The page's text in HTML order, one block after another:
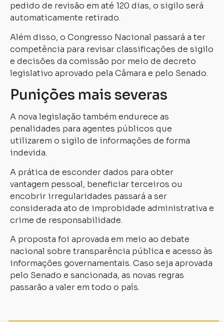
pedido de revisão em até 120 dias, o sigilo será
automaticamente retirado.
Além disso, o Congresso Nacional passará a ter
competência para revisar classificações de sigilo
e decisões da comissão por meio de decreto
legislativo aprovado pela Câmara e pelo Senado.
Punições mais severas
A nova legislação também endurece as
penalidades para agentes públicos que
utilizarem o sigilo de informações de forma
indevida.
A prática de esconder dados para obter
vantagem pessoal, beneficiar terceiros ou
encobrir irregularidades passará a ser
considerada ato de improbidade administrativa e
crime de responsabilidade.
A proposta foi aprovada em meio ao debate
nacional sobre transparência pública e acesso às
informações governamentais. Caso seja aprovada
pelo Senado e sancionada, as novas regras
passarão a valer em todo o país.